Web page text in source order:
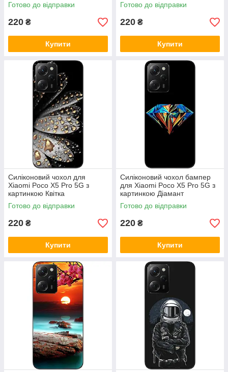
Готово до відправки
220 ₴
Купити
Готово до відправки
220 ₴
Купити
Силіконовий чохол для
Xiaomi Poco X5 Pro 5G з
картинкою Квітка
Готово до відправки
220 ₴
Купити
Силіконовий чохол бампер
для Xiaomi Poco X5 Pro 5G з
картинкою Діамант
Готово до відправки
220 ₴
Купити